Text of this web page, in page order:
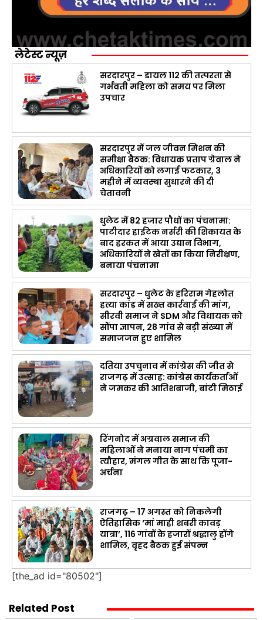
लेटेस्ट न्यूज़
सरदारपुर – डायल 112 की तत्परता से
गर्भवती महिला को समय पर मिला
उपचार
सरदारपुर में जल जीवन मिशन की
समीक्षा बैठक: विधायक प्रताप ग्रेवाल ने
अधिकारियों को लगाई फटकार, 3
महीने में व्यवस्था सुधारने की दी
चेतावनी
धुलेट में 82 हजार पौधों का पंचनामा:
पाटीदार हाईटेक नर्सरी की शिकायत के
बाद हरकत में आया उद्यान विभाग,
अधिकारियों ने खेतों का किया निरीक्षण,
बनाया पंचनामा
सरदारपुर – धुलेट के हरिराम गेहलोत
हत्या कांड में सख्त कार्रवाई की मांग,
सीरवी समाज ने SDM और विधायक को
सौंपा ज्ञापन, 28 गांव से बड़ी संख्या में
समाजजन हुए शामिल
दतिया उपचुनाव में कांग्रेस की जीत से
राजगढ़ में उत्साह: कांग्रेस कार्यकर्ताओं
ने जमकर की आतिशबाजी, बांटी मिठाई
रिंगनोद में अग्रवाल समाज की
महिलाओं ने मनाया नाग पंचमी का
त्यौहार, मंगल गीत के साथ कि पूजा-
अर्चना
राजगढ़ – 17 अगस्त को निकलेगी
ऐतिहासिक ‘मां माही शबरी कावड़
यात्रा’, 116 गांवों के हजारों श्रद्धालु होंगे
शामिल, वृहद बैठक हुई संपन्न
[the_ad id="80502"]
Related Post